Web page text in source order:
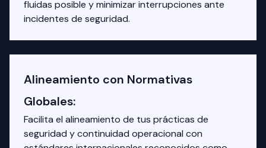
fluidas posible y minimizar interrupciones ante
incidentes de seguridad.
Alineamiento con Normativas
Globales:
Facilita el alineamiento de tus prácticas de
seguridad y continuidad operacional con